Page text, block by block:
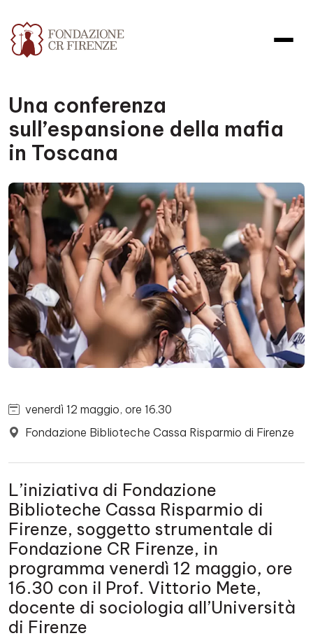
Una conferenza
sull’espansione della mafia
in Toscana
venerdì 12 maggio, ore 16.30
Fondazione Biblioteche Cassa Risparmio di Firenze
L’iniziativa di Fondazione
Biblioteche Cassa Risparmio di
Firenze, soggetto strumentale di
Fondazione CR Firenze, in
programma venerdì 12 maggio, ore
16.30 con il Prof. Vittorio Mete,
docente di sociologia all’Università
di Firenze